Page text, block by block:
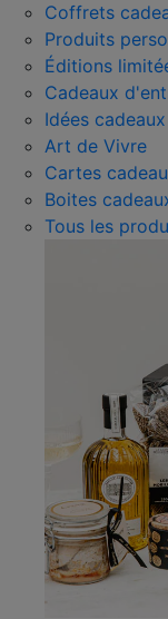
Coffrets
Produits
Éditions
Cadeaux
Idées cadeaux
Art de Vivre
Cartes
Boites
Tous les